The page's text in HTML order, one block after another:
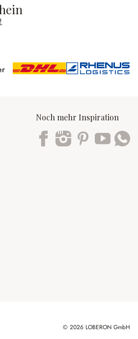
Noch mehr Inspiration
© 2026 LOBERON GmbH